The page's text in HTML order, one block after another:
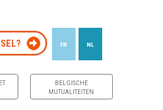
FR NL
BELGISCHE
MUTUALITEITEN